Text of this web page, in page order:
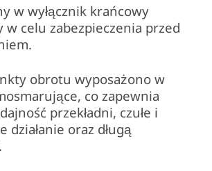
w wyłącznik krańcowy
w celu zabezpieczenia przed
obrotu wyposażono w
co zapewnia
przekładni, czułe i
działanie oraz długą